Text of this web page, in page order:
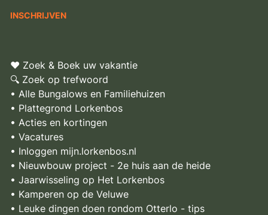
♥ Zoek & Boek uw vakantie
🔍 Zoek op trefwoord
• Alle Bungalows en Familiehuizen
• Plattegrond Lorkenbos
• Acties en kortingen
• Vacatures
• Inloggen mijn.lorkenbos.nl
• Nieuwbouw project - 2e huis aan de heide
• Jaarwisseling op Het Lorkenbos
• Kamperen op de Veluwe
• Leuke dingen doen rondom Otterlo - tips